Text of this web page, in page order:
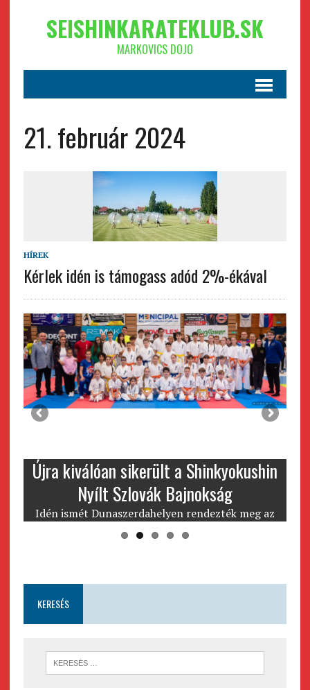
SEISHINKARATEKLUB.SK
MARKOVICS DOJO
21. február 2024
HÍREK
Kérlek idén is támogass adód 2%-ékával
Újra kiválóan sikerült a Shinkyokushin
Nyílt Szlovák Bajnokság
Idén ismét Dunaszerdahelyen rendezték meg az
év legnagyobb Nemzetközi versenyét a Nyílt
KERESÉS